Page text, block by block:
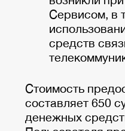
Сервисом, в
средств
Стоимость
составляет 650
денежных